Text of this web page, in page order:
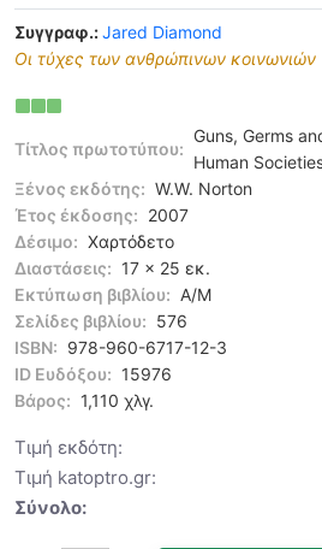
Συγγραφ.:Jared Diamond
Οι τύχες των ανθρώπινων κοινωνιών
Τίτλος πρωτοτύπου:
Guns, Germs
Human
Ξένος εκδότης: W.W. Norton
Έτος έκδοσης: 2007
Δέσιμο: Χαρτόδετο
Διαστάσεις: 17 x 25 εκ.
Εκτύπωση βιβλίου: Α/Μ
Σελίδες βιβλίου: 576
ISBN: 978-960-6717-12-3
ID Ευδόξου: 15976
Βάρος: 1,110 χλγ.
Τιμή εκδότη:
Τιμή katoptro.gr:
Σύνολο: